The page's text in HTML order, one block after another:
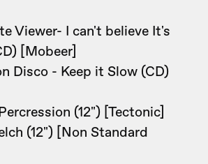
Viewer- I can't believe It's
[Mobeer]
Disco - Keep it Slow (CD)
(12") [Tectonic]
(12") [Non Standard